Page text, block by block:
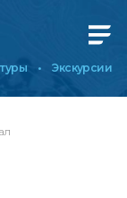
Экскурсии